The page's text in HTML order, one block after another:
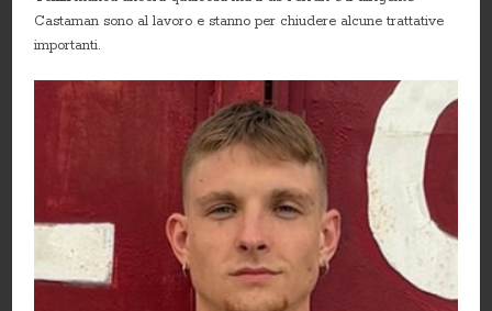
Castaman sono al lavoro e stanno per chiudere alcune trattative
importanti.